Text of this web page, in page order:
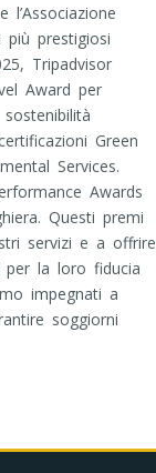
prestigiosi
Tripadvisor
Award per
Green
Services.
Awards
Questi premi
servizi e a offrire
per la loro fiducia
impegnati a
soggiorni